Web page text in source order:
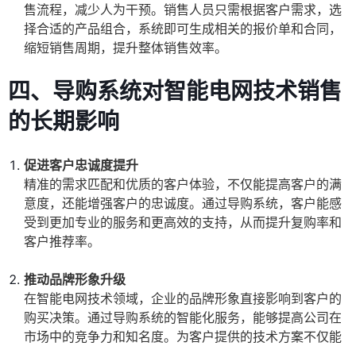
售流程，减少人为干预。销售人员只需根据客户需求，选
择合适的产品组合，系统即可生成相关的报价单和合同，
缩短销售周期，提升整体销售效率。
四、导购系统对智能电网技术销售
的长期影响
促进客户忠诚度提升
精准的需求匹配和优质的客户体验，不仅能提高客户的满
意度，还能增强客户的忠诚度。通过导购系统，客户能感
受到更加专业的服务和更高效的支持，从而提升复购率和
客户推荐率。
推动品牌形象升级
在智能电网技术领域，企业的品牌形象直接影响到客户的
购买决策。通过导购系统的智能化服务，能够提高公司在
市场中的竞争力和知名度。为客户提供的技术方案不仅能